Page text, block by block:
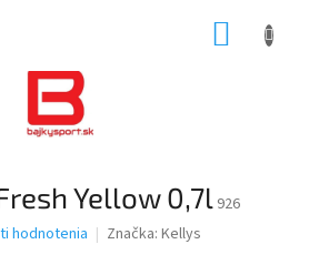
Yellow 0,7l 926
hodnotenia Značka: Kellys